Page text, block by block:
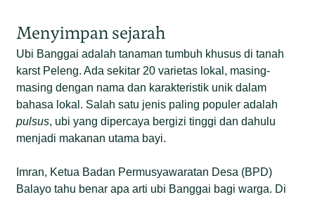
Menyimpan sejarah
Ubi Banggai adalah tanaman tumbuh khusus di tanah
karst Peleng. Ada sekitar 20 varietas lokal, masing-
masing dengan nama dan karakteristik unik dalam
bahasa lokal. Salah satu jenis paling populer adalah
pulsus, ubi yang dipercaya bergizi tinggi dan dahulu
menjadi makanan utama bayi.
Imran, Ketua Badan Permusyawaratan Desa (BPD)
Balayo tahu benar apa arti ubi Banggai bagi warga. Di